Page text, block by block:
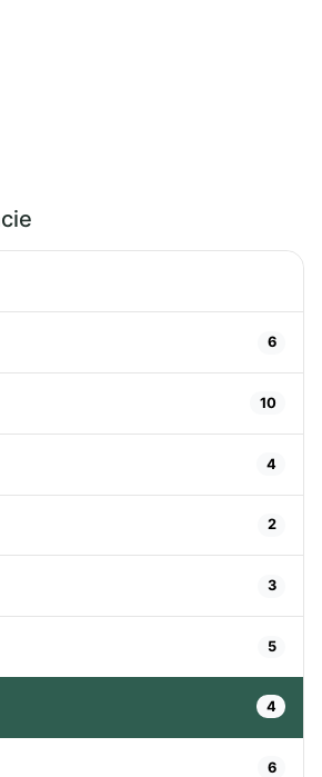
6
10
4
2
3
5
4
6